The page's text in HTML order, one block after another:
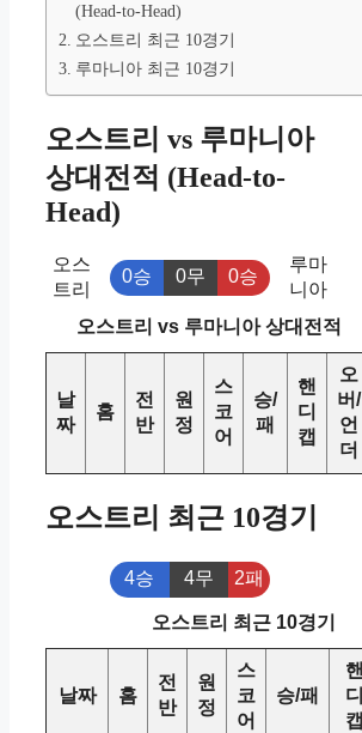
(Head-to-Head)
오스트리 최근 10경기
루마니아 최근 10경기
오스트리 vs 루마니아
상대전적 (Head-to-
Head)
오스
트리
0승 0무 0승
루마
니아
오스트리 vs 루마니아 상대전적
날
짜
홈
전
반
원
정
스
코
어
승/
패
핸
디
캡
오
버/
언
더
오스트리 최근 10경기
4승 4무 2패
오스트리 최근 10경기
날짜 홈
전
반
원
정
스
코
어
승/패
핸
디
캡